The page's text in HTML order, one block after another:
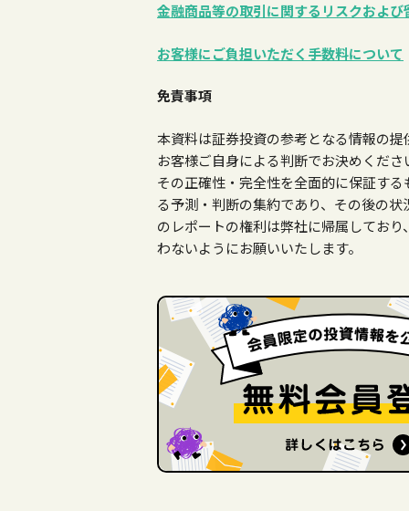
金融商品等の取引に関するリスクおよび
お客様にご負担いただく手数料について
免責事項
本資料は証券投資の参考となる情報の
お客様ご自身による判断でお決めくだ
その正確性・完全性を全面的に保証す
る予測・判断の集約であり、その後の
のレポートの権利は弊社に帰属してお
わないようにお願いいたします。